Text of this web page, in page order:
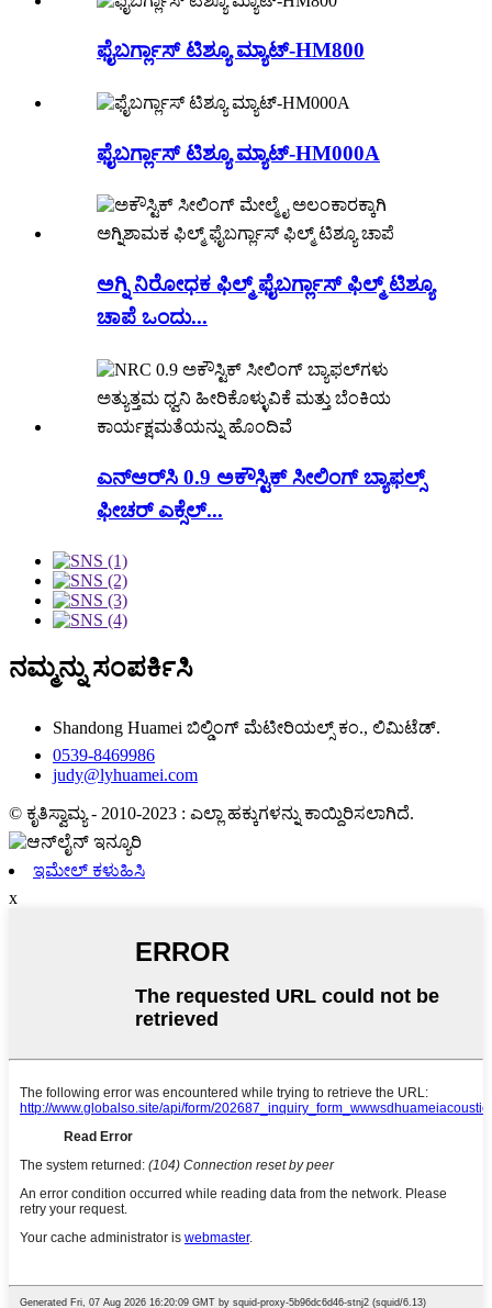
ಫೈಬರ್ಗ್ಲಾಸ್ ಟಿಶ್ಯೂ ಮ್ಯಾಟ್-HM800
ಫೈಬರ್ಗ್ಲಾಸ್ ಟಿಶ್ಯೂ ಮ್ಯಾಟ್-HM000A
ಅಗ್ನಿ ನಿರೋಧಕ ಫಿಲ್ಮ್ ಫೈಬರ್ಗ್ಲಾಸ್ ಫಿಲ್ಮ್ ಟಿಶ್ಯೂ
ಚಾಪೆ ಒಂದು...
ಎನ್‌ಆರ್‌ಸಿ 0.9 ಅಕೌಸ್ಟಿಕ್ ಸೀಲಿಂಗ್ ಬ್ಯಾಫಲ್ಸ್
ಫೀಚರ್ ಎಕ್ಸೆಲ್...
ನಮ್ಮನ್ನು ಸಂಪರ್ಕಿಸಿ
Shandong Huamei ಬಿಲ್ಡಿಂಗ್ ಮೆಟೀರಿಯಲ್ಸ್ ಕಂ., ಲಿಮಿಟೆಡ್.
0539-8469986
judy@lyhuamei.com
© ಕೃತಿಸ್ವಾಮ್ಯ - 2010-2023 : ಎಲ್ಲಾ ಹಕ್ಕುಗಳನ್ನು ಕಾಯ್ದಿರಿಸಲಾಗಿದೆ.
ಇಮೇಲ್ ಕಳುಹಿಸಿ
x